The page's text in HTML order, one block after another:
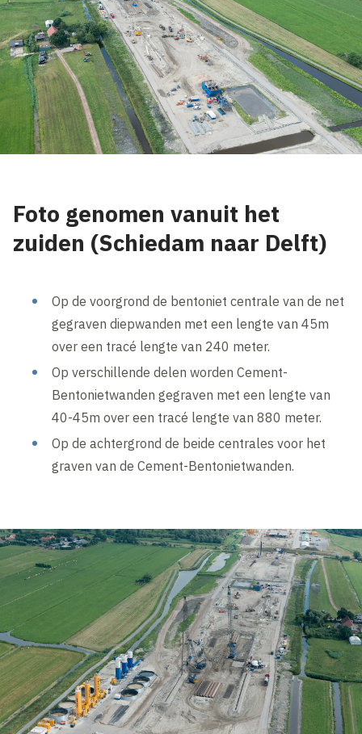
Foto genomen vanuit het
zuiden (Schiedam naar Delft)
Op de voorgrond de bentoniet centrale van de net
gegraven diepwanden met een lengte van 45m
over een tracé lengte van 240 meter.
Op verschillende delen worden Cement-
Bentonietwanden gegraven met een lengte van
40-45m over een tracé lengte van 880 meter.
Op de achtergrond de beide centrales voor het
graven van de Cement-Bentonietwanden.